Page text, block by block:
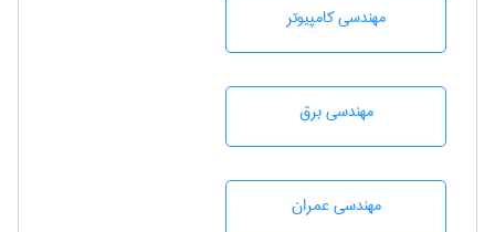
مهندسی كامپيوتر
مهندسی برق
مهندسی عمران